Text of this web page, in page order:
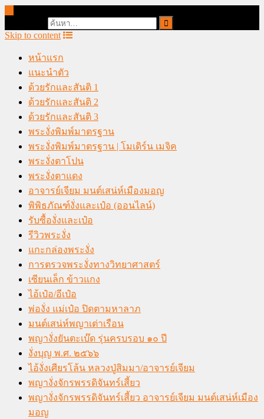
Skip to content
หน้าแรก
แนะนำตัว
ด้วยรักและสันติ 1
ด้วยรักและสันติ 2
ด้วยรักและสันติ 3
พระงั่งพิมพ์มาตรฐาน
พระงั่งพิมพ์มาตรฐาน | โมเดิร์น เมจิค
พระงั่งตาโปน
พระงั่งตาแดง
อาจารย์เจียม มนต์เสน่ห์เมืองมอญ
พิพิธภัณฑ์งั่งและเป๋อ (ออนไลน์)
รับซื้องั่งและเป๋อ
รีวิวพระงั่ง
แกะกล่องพระงั่ง
การตรวจพระงั่งทางวิทยาศาสตร์
เซียนเล็ก ข้าวแกง
ไอ้เป๋อ/อีเป๋อ
พ่องั่ง แม่เป๋อ ปิดตามหาลาภ
มนต์เสน่ห์พญาเต่าเรือน
พญางั่งยันตะเบ๊ด รุ่นครบรอบ ๑๐ ปี
งั่งบุญ พ.ศ. ๒๕๖๖
ไอ้งั่งเศียรโล้น หลวงปู่สิมมา/อาจารย์เจียม
พญางั่งจักรพรรดิจันทร์เสี้ยว
พญางั่งจักรพรรดิจันทร์เสี้ยว อาจารย์เจียม มนต์เสน่ห์เมือง
มอญ